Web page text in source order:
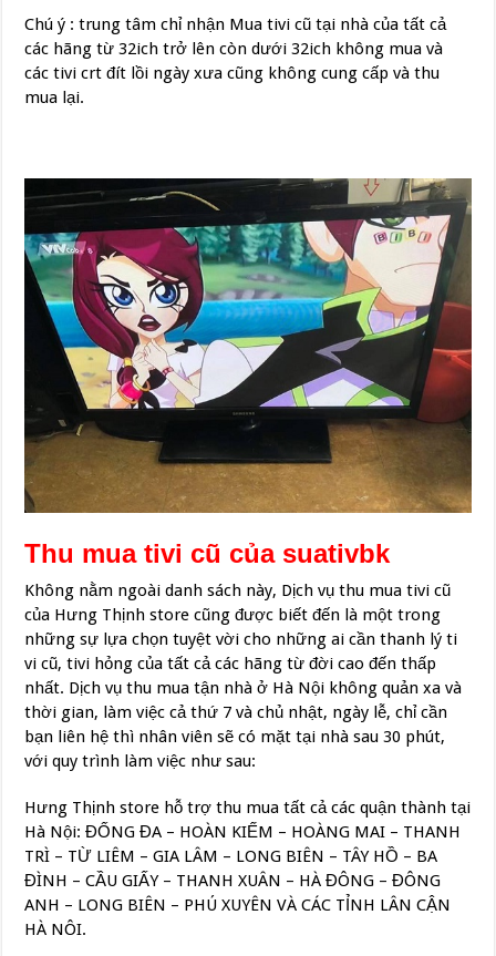
Chú ý : trung tâm chỉ nhận Mua tivi cũ tại nhà của tất cả
các hãng từ 32ich trở lên còn dưới 32ich không mua và
các tivi crt đít lồi ngày xưa cũng không cung cấp và thu
mua lại.
Thu mua tivi cũ của suativbk
Không nằm ngoài danh sách này, Dịch vụ thu mua tivi cũ
của Hưng Thịnh store cũng được biết đến là một trong
những sự lựa chọn tuyệt vời cho những ai cần thanh lý ti
vi cũ, tivi hỏng của tất cả các hãng từ đời cao đến thấp
nhất. Dịch vụ thu mua tận nhà ở Hà Nội không quản xa và
thời gian, làm việc cả thứ 7 và chủ nhật, ngày lễ, chỉ cần
bạn liên hệ thì nhân viên sẽ có mặt tại nhà sau 30 phút,
với quy trình làm việc như sau:
Hưng Thịnh store hỗ trợ thu mua tất cả các quận thành tại
Hà Nội: ĐỐNG ĐA – HOÀN KIẾM – HOÀNG MAI – THANH
TRÌ – TỪ LIÊM – GIA LÂM – LONG BIÊN – TÂY HỒ – BA
ĐÌNH – CẦU GIẤY – THANH XUÂN – HÀ ĐÔNG – ĐÔNG
ANH – LONG BIÊN – PHÚ XUYÊN VÀ CÁC TỈNH LÂN CẬN
HÀ NÔI.